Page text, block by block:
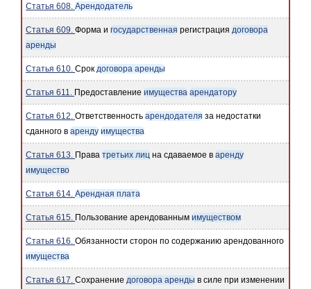
Статья 608. Арендодатель
Статья 609. Форма и государственная регистрация договора
аренды
Статья 610. Срок договора аренды
Статья 611. Предоставление имущества арендатору
Статья 612. Ответственность арендодателя за недостатки
сданного в аренду имущества
Статья 613. Права третьих лиц на сдаваемое в аренду
имущество
Статья 614. Арендная плата
Статья 615. Пользование арендованным имуществом
Статья 616. Обязанности сторон по содержанию арендованного
имущества
Статья 617. Сохранение договора аренды в силе при изменении